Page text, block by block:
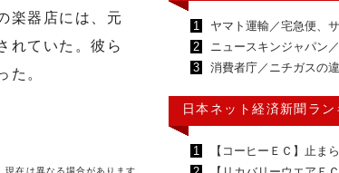
楽器店には、元
れていた。彼ら
た。
在は異なる場合があります。
1
ヤマト運輸／宅急便、
2
ニュースキンジャパン
3
消費者庁／ニチガスの
日本ネット経済新聞ラン
1
【コーヒーＥＣ】止ま